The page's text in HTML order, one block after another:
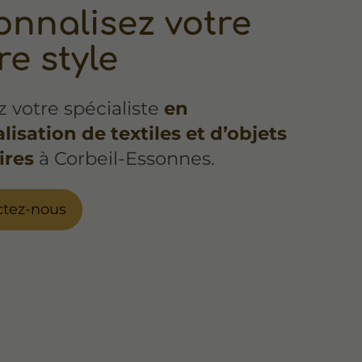
votre
style
votre spécialiste en
de textiles et d’objets
à Corbeil-Essonnes.
nous